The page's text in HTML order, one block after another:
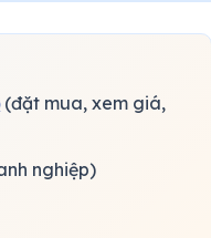
(đặt mua, xem giá,
nghiệp)